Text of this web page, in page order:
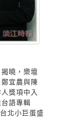
曉，樂壇
宜農與陳
獎項中入
語專輯
北小巨蛋盛